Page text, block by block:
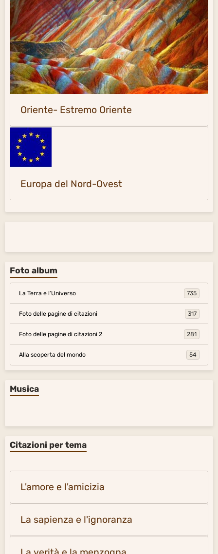
Oriente- Estremo Oriente
Europa del Nord-Ovest
Foto album
La Terra e l'Universo 735
Foto delle pagine di citazioni 317
Foto delle pagine di citazioni 2 281
Alla scoperta del mondo 54
Musica
Citazioni per tema
L'amore e l'amicizia
La sapienza e l'ignoranza